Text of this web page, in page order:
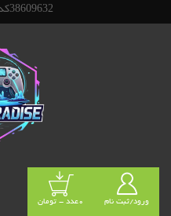
38609632کد سامانه اینماد:
ورود/ثبت نام 0عدد - تومان